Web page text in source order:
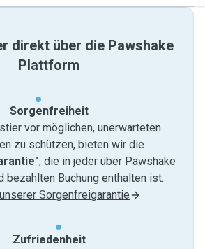
direkt über die Pawshake
Plattform
Sorgenfreiheit
vor möglichen, unerwarteten
zu schützen, bieten wir die
, die in jeder über Pawshake
bezahlten Buchung enthalten ist.
Sorgenfreigarantie
Zufriedenheit